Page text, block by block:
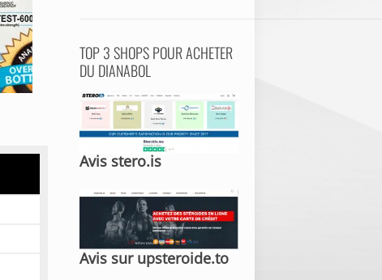
TOP 3 SHOPS POUR ACHETER
DU DIANABOL
Avis stero.is
Avis sur upsteroide.to